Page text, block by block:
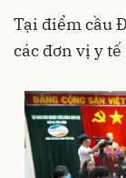
Tại điểm cầu
các đơn vị y